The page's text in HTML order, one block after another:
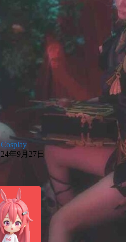
Cosplay
24年9月27日